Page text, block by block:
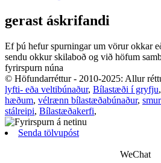
gerast áskrifandi
Ef þú hefur spurningar um vörur okkar
sendu okkur skilaboð og við höfum
fyrirspurn núna
© Höfundarréttur - 2010-2025: Allur
lyfti- eða veltibúnaður, Bílastæði í gryfju,
hæðum, vélrænn bílastæðabúnaður,
stálreipi, Bílastæðakerfi,
Senda tölvupóst
WeChat